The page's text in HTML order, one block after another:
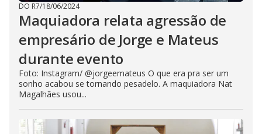
DO R7/18/06/2024
Maquiadora relata agressão de
empresário de Jorge e Mateus
durante evento
Foto: Instagram/ @jorgeemateus O que era pra ser um
sonho acabou se tornando pesadelo. A maquiadora Nat
Magalhães usou...